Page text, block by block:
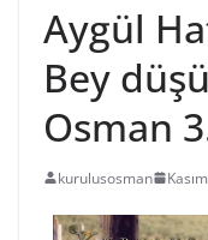
Aygül
Bey
Osman
kurulusosman